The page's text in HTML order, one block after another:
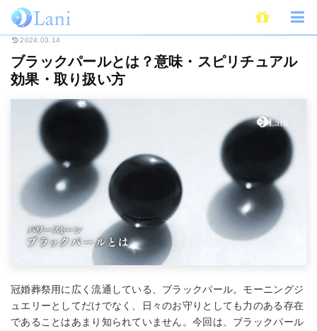
ホーム スピリチュアル ブラックパールとは？意味・ス
2024.03.14
ブラックパールとは？意味・スピリチュアル
効果・取り扱い方
冠婚葬祭用に広く流通している、ブラックパール。モーニングジ
ュエリーとしてだけでなく、日々のお守りとしても力のある存在
であることはあまり知られていません。今回は、ブラックパール